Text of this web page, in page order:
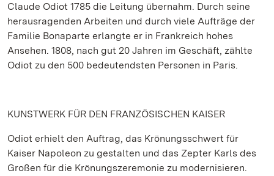
Claude Odiot 1785 die Leitung übernahm. Durch seine
herausragenden Arbeiten und durch viele Aufträge der
Familie Bonaparte erlangte er in Frankreich hohes
Ansehen. 1808, nach gut 20 Jahren im Geschäft, zählte
Odiot zu den 500 bedeutendsten Personen in Paris.
KUNSTWERK FÜR DEN FRANZÖSISCHEN KAISER
Odiot erhielt den Auftrag, das Krönungsschwert für
Kaiser Napoleon zu gestalten und das Zepter Karls des
Großen für die Krönungszeremonie zu modernisieren.